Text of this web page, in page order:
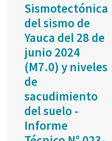
Sismotectónica
del sismo de
Yauca del 28 de
junio 2024
(M7.0) y niveles
de
sacudimiento
del suelo -
Informe